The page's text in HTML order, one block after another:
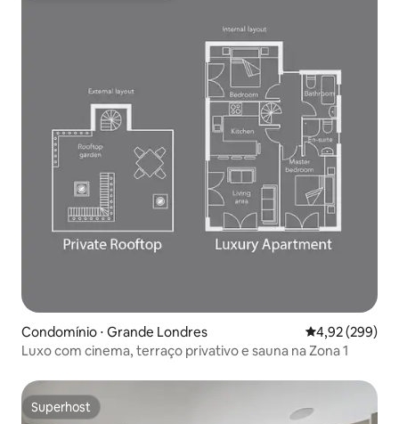
Condomínio ⋅ Grande Londres 4,92 de uma
4,92 (299)
Luxo com cinema, terraço privativo e sauna na Zona 1
Superhost
Superhost